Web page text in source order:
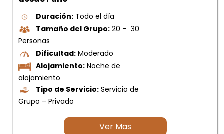
Duración: Todo el día
Tamaño del Grupo: 20 – 30
Personas
Dificultad: Moderado
Alojamiento: Noche de
alojamiento
Tipo de Servicio: Servicio de
Grupo – Privado
Ver Mas